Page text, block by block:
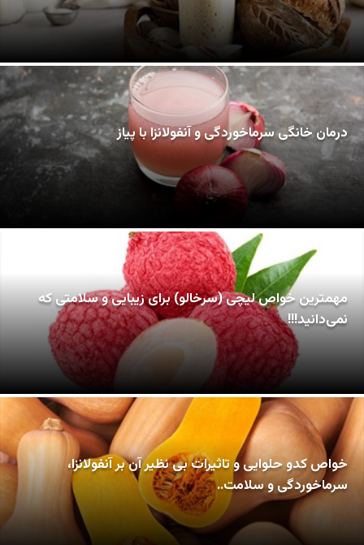
درمان خانگی سرماخوردگی و آنفولانزا با پیاز
مهمترین خواص لیچی (سرخالو) برای زیبایی و سلامتی که
نمی‌دانید!!!
خواص کدو حلوایی و تاثیرات بی نظیر آن بر آنفولانزا،
سرماخوردگی و سلامت..